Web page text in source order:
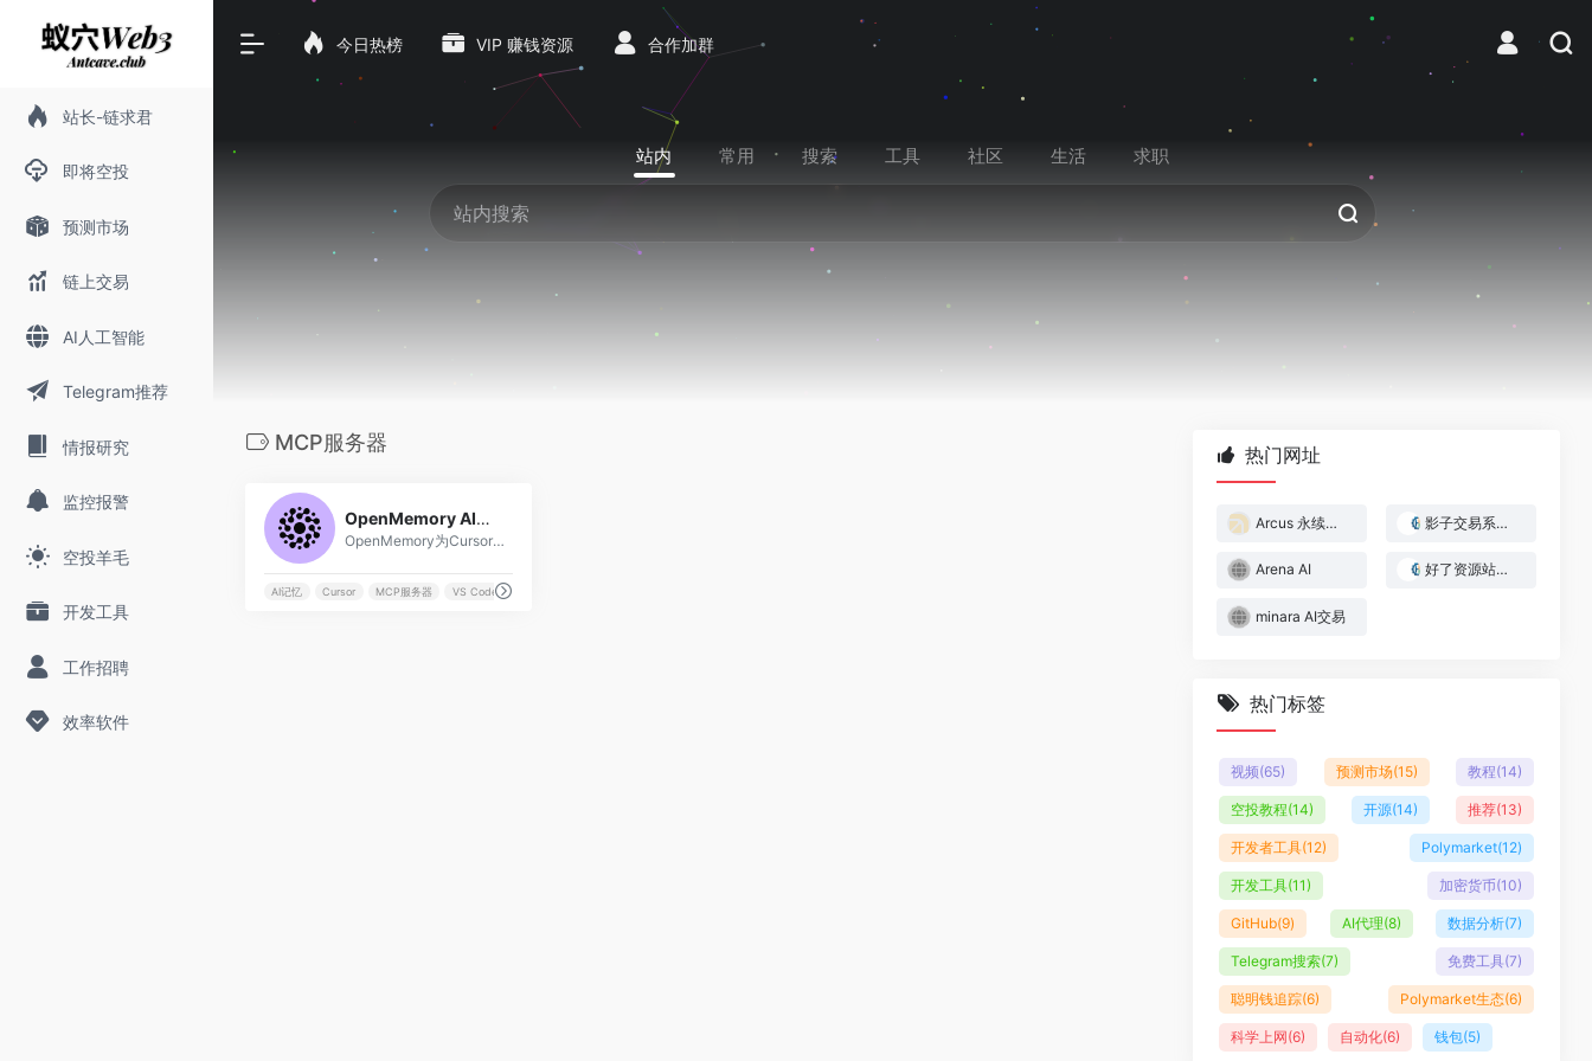
站长-链求君
即将空投
预测市场
链上交易
AI人工智能
Telegram推荐
情报研究
监控报警
空投羊毛
开发工具
工作招聘
效率软件
今日热榜 VIP 赚钱资源 合作加群
站内 常用 搜索 工具 社区 生活 求职
MCP服务器
OpenMemory AI记忆服务器
OpenMemory为Cursor、Windsurf和VS Code等编码代理提供持久化、项目感知的记忆功能，自动存储和检索偏好、模式与上下文。
AI记忆 Cursor MCP服务器 VS Code
热门网址
Arcus 永续合约交易所 影子交易系统 — 跟着做市商赚钱
Arena AI 好了资源站｜Web3与AI实战资源库
minara AI交易
热门标签
视频(65) 预测市场(15) 教程(14)
空投教程(14) 开源(14) 推荐(13)
开发者工具(12) Polymarket(12)
开发工具(11) 加密货币(10)
GitHub(9) AI代理(8) 数据分析(7)
Telegram搜索(7) 免费工具(7)
聪明钱追踪(6) Polymarket生态(6)
科学上网(6) 自动化(6) 钱包(5)